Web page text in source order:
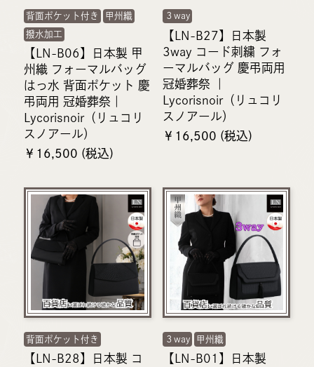
背面ポケット付き
甲州織
撥水加工
【LN-B06】日本製 甲
州織 フォーマルバッグ
はっ水 背面ポケット 慶
弔両用 冠婚葬祭｜
Lycorisnoir（リュコリ
スノアール）
￥16,500 (税込)
３way
【LN-B27】日本製
3way コード刺繍 フォ
ーマルバッグ 慶弔両用
冠婚葬祭 ｜
Lycorisnoir（リュコリ
スノアール）
￥16,500 (税込)
背面ポケット付き
【LN-B28】日本製 コ
３way 甲州織
【LN-B01】日本製